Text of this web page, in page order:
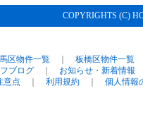
COPYRIGHTS (C)
区物件一覧 板橋区物件一覧
ブログ お知らせ・新着情報
意点
利用規約 個人情報